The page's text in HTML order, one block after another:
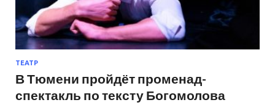
ТЕАТР
В Тюмени пройдёт променад-
спектакль по тексту Богомолова